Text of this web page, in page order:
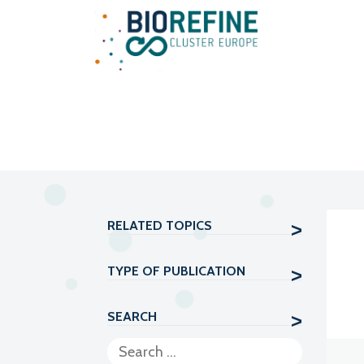
Main Navigation
RELATED TOPICS
TYPE OF PUBLICATION
SEARCH